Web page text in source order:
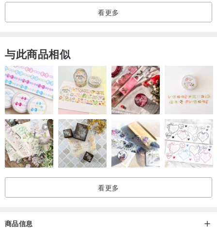
看更多
与此商品相似
看更多
商品信息